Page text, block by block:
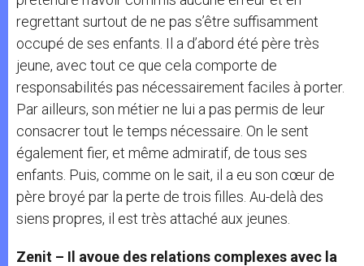
regrettant surtout de ne pas s’être suffisamment
occupé de ses enfants. Il a d’abord été père très
jeune, avec tout ce que cela comporte de
responsabilités pas nécessairement faciles à porter.
Par ailleurs, son métier ne lui a pas permis de leur
consacrer tout le temps nécessaire. On le sent
également fier, et même admiratif, de tous ses
enfants. Puis, comme on le sait, il a eu son cœur de
père broyé par la perte de trois filles. Au-delà des
siens propres, il est très attaché aux jeunes.
Zenit – Il avoue des relations complexes avec la